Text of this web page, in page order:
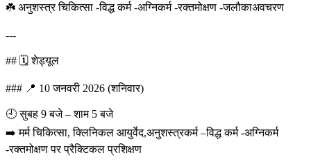
☘️ अनुशस्त्र चिकित्सा -विद्ध कर्म -अग्निकर्म -रक्तमोक्षण -जलौकाअवचरण
---
## 🗓️ शेड्यूल
### 📍 10 जनवरी 2026 (शनिवार)
🕘 सुबह 9 बजे – शाम 5 बजे
➡️ मर्म चिकित्सा, क्लिनिकल आयुर्वेद,अनुशस्त्रकर्म –विद्ध कर्म -अग्निकर्म
-रक्तमोक्षण पर प्रैक्टिकल प्रशिक्षण